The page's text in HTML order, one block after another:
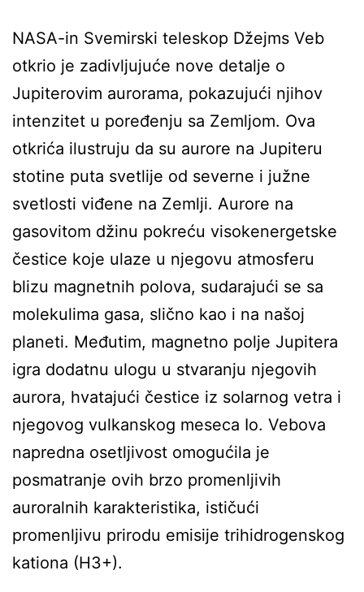
NASA-in Svemirski teleskop Džejms Veb
otkrio je zadivljujuće nove detalje o
Jupiterovim aurorama, pokazujući njihov
intenzitet u poređenju sa Zemljom. Ova
otkrića ilustruju da su aurore na Jupiteru
stotine puta svetlije od severne i južne
svetlosti viđene na Zemlji. Aurore na
gasovitom džinu pokreću visokenergetske
čestice koje ulaze u njegovu atmosferu
blizu magnetnih polova, sudarajući se sa
molekulima gasa, slično kao i na našoj
planeti. Međutim, magnetno polje Jupitera
igra dodatnu ulogu u stvaranju njegovih
aurora, hvatajući čestice iz solarnog vetra i
njegovog vulkanskog meseca Io. Vebova
napredna osetljivost omogućila je
posmatranje ovih brzo promenljivih
auroralnih karakteristika, ističući
promenljivu prirodu emisije trihidrogenskog
kationa (H3+).